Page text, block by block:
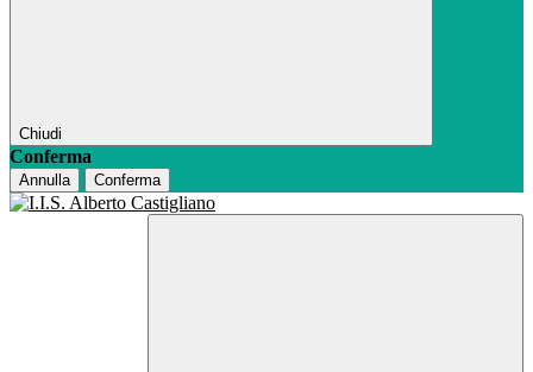
Chiudi
Conferma
Annulla Conferma